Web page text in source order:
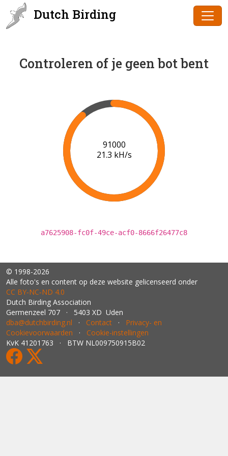
Dutch Birding
Controleren of je geen bot bent
91000
21.3 kH/s
a7625908-fc0f-49ce-acf0-8666f26477c8
© 1998-2026
Alle foto's en content op deze website gelicenseerd onder
CC BY‑NC‑ND 4.0
Dutch Birding Association
Germenzeel 707 · 5403 XD Uden
dba@dutchbirding.nl · Contact · Privacy- en
Cookievoorwaarden · Cookie-instellingen
KvK 41201763 · BTW NL009750915B02